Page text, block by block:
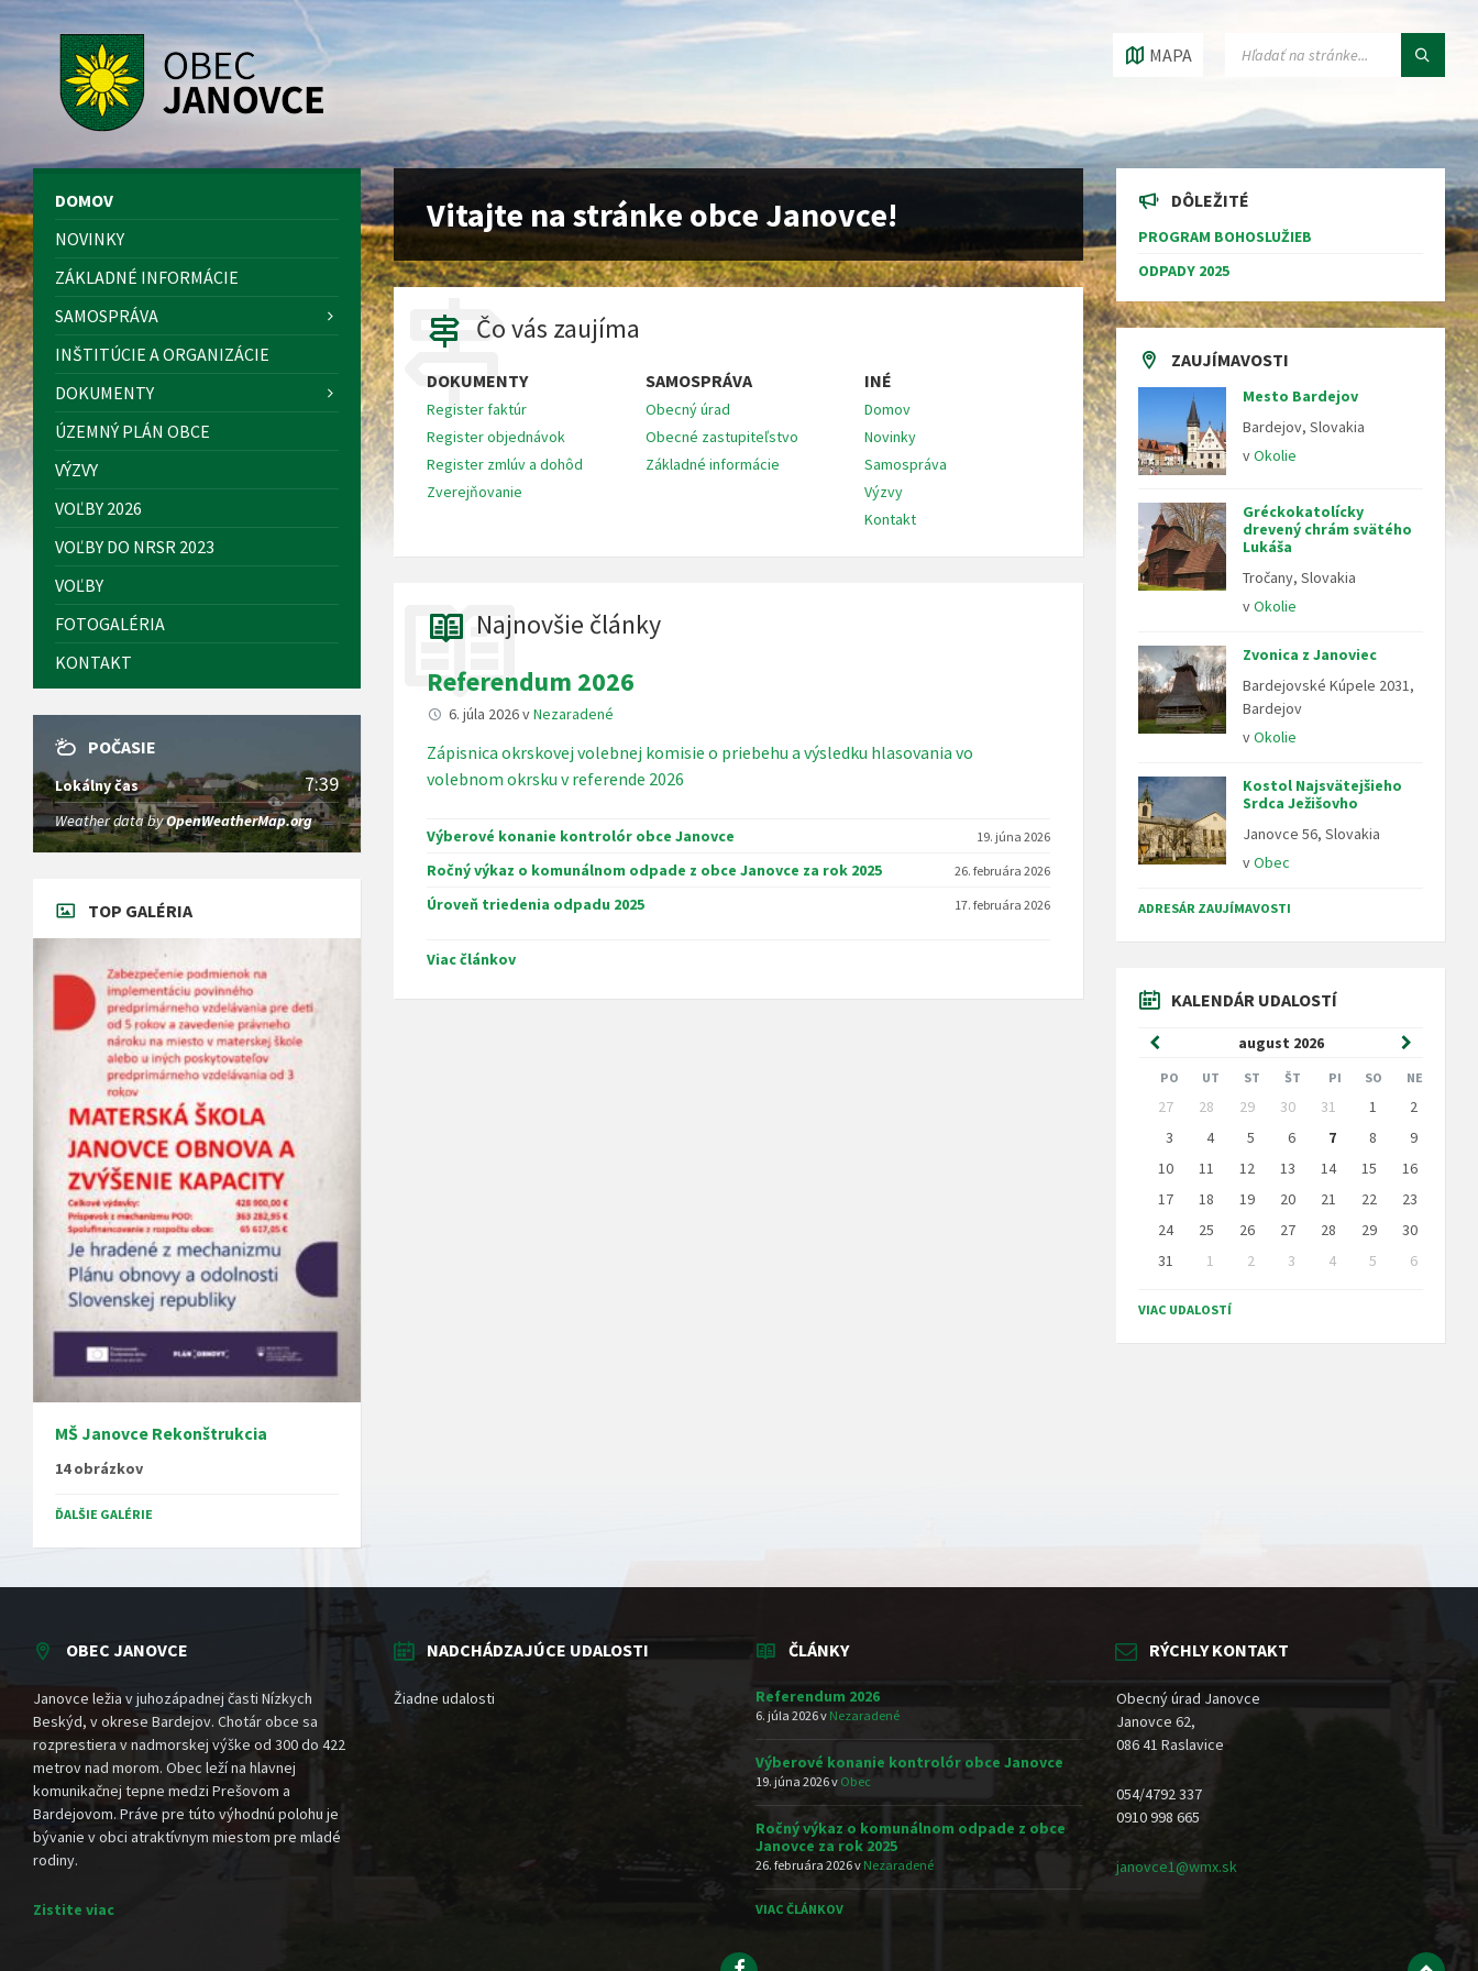
Preskočiť
na
obsah
Preskočiť
na
ľavý
panel
Preskočiť
na
pravý
panel
Preskočiť
na
pätičku
MAPA
Vitajte na stránke obce Janovce!
Čo vás zaujíma
DOKUMENTY
Register faktúr
Register objednávok
Register zmlúv a dohôd
Zverejňovanie
SAMOSPRÁVA
Obecný úrad
Obecné zastupiteľstvo
Základné informácie
INÉ
Domov
Novinky
Samospráva
Výzvy
Kontakt
Najnovšie články
Referendum 2026
6. júla 2026vNezaradené
Zápisnica okrskovej volebnej komisie o priebehu a výsledku hlasovania vo
volebnom okrsku v referende 2026
Výberové konanie kontrolór obce Janovce 19. júna 2026
Ročný výkaz o komunálnom odpade z obce Janovce za rok 2025 26. februára 2026
Úroveň triedenia odpadu 2025 17. februára 2026
Viac článkov
DOMOV
NOVINKY
ZÁKLADNÉ INFORMÁCIE
SAMOSPRÁVA
INŠTITÚCIE A ORGANIZÁCIE
DOKUMENTY
ÚZEMNÝ PLÁN OBCE
VÝZVY
VOĽBY 2026
VOĽBY DO NRSR 2023
VOĽBY
FOTOGALÉRIA
KONTAKT
POČASIE
Lokálny čas 7:39
Weather data byOpenWeatherMap.org
TOP GALÉRIA
MŠ Janovce Rekonštrukcia
14 obrázkov
ĎALŠIE GALÉRIE
DÔLEŽITÉ
PROGRAM BOHOSLUŽIEB
ODPADY 2025
ZAUJÍMAVOSTI
Mesto Bardejov
Bardejov, Slovakia
vOkolie
Gréckokatolícky
drevený chrám svätého
Lukáša
Tročany, Slovakia
vOkolie
Zvonica z Janoviec
Bardejovské Kúpele 2031,
Bardejov
vOkolie
Kostol Najsvätejšieho
Srdca Ježišovho
Janovce 56, Slovakia
vObec
ADRESÁR ZAUJÍMAVOSTI
KALENDÁR UDALOSTÍ
august 2026
Predchádzajúci
mesiac
mesiac
PO UT ST ŠT PI SO NE
Preskočit
kalendárne
27 28 29 30 31 1
2
3
4 5 6 7 8
9
10
11 12 13 14 15
16
17
18 19 20 21 22
23
24
25 26 27 28 29
30
31
1 2 3 4 5
6
na
kalendárne
VIAC UDALOSTÍ
OBEC JANOVCE
Janovce ležia v juhozápadnej časti Nízkych
Beskýd, v okrese Bardejov. Chotár obce sa
rozprestiera v nadmorskej výške od 300 do 422
metrov nad morom. Obec leží na hlavnej
komunikačnej tepne medzi Prešovom a
Bardejovom. Práve pre túto výhodnú polohu je
bývanie v obci atraktívnym miestom pre mladé
rodiny.
Zistite viac
NADCHÁDZAJÚCE UDALOSTI
Žiadne udalosti
ČLÁNKY
Referendum 2026
6. júla 2026v Nezaradené
Výberové konanie kontrolór obce Janovce
19. júna 2026v Obec
Ročný výkaz o komunálnom odpade z obce
Janovce za rok 2025
26. februára 2026v Nezaradené
VIAC ČLÁNKOV
RÝCHLY KONTAKT
Obecný úrad Janovce
Janovce 62,
086 41 Raslavice
054/4792 337
0910 998 665
janovce1@wmx.sk
Facebook